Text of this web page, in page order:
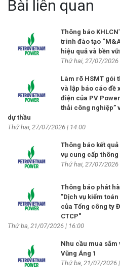
Bài liên quan
Thông báo
trình đào tạo
hiệu quả và bền
Thứ hai, 27/07/2026
Làm rõ HSMT gói
và lập báo cáo đề
điện của PV
thải công nghiệp”
dự thầu
Thứ hai, 27/07/2026 | 14:00
Thông báo kết
vụ cung cấp
Thứ hai, 27/07/2026
Thông báo phát
"Dịch vụ kiểm
của Tổng công ty
CTCP"
Thứ ba, 21/07/2026 | 16:00
Nhu cầu mua sắm
Vũng Áng 1
Thứ ba, 21/07/2026